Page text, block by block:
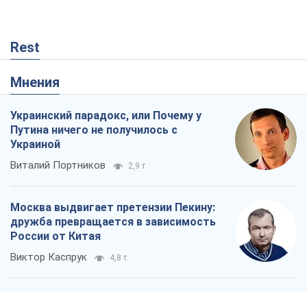
Rest
Мнения
Украинский парадокс, или Почему у
Путина ничего не получилось с
Украиной
Виталий Портников 2,9 т.
Москва выдвигает претензии Пекину:
дружба превращается в зависимость
России от Китая
Виктор Каспрук 4,8 т.